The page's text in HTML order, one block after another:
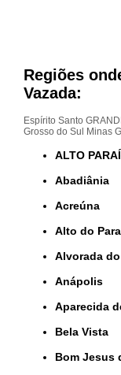
Regiões
Vazada:
Espírito Santo
Grosso do Sul
Minas
ALTO
Abadiânia
Acreúna
Alto do
Alvorada
Anápolis
Aparecida
Bela Vista
Bom Jesus